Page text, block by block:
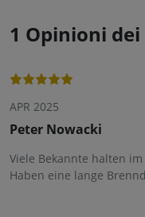
1 Opinioni
APR 2025
Peter Nowacki
Viele Bekannte halten
Haben eine lange